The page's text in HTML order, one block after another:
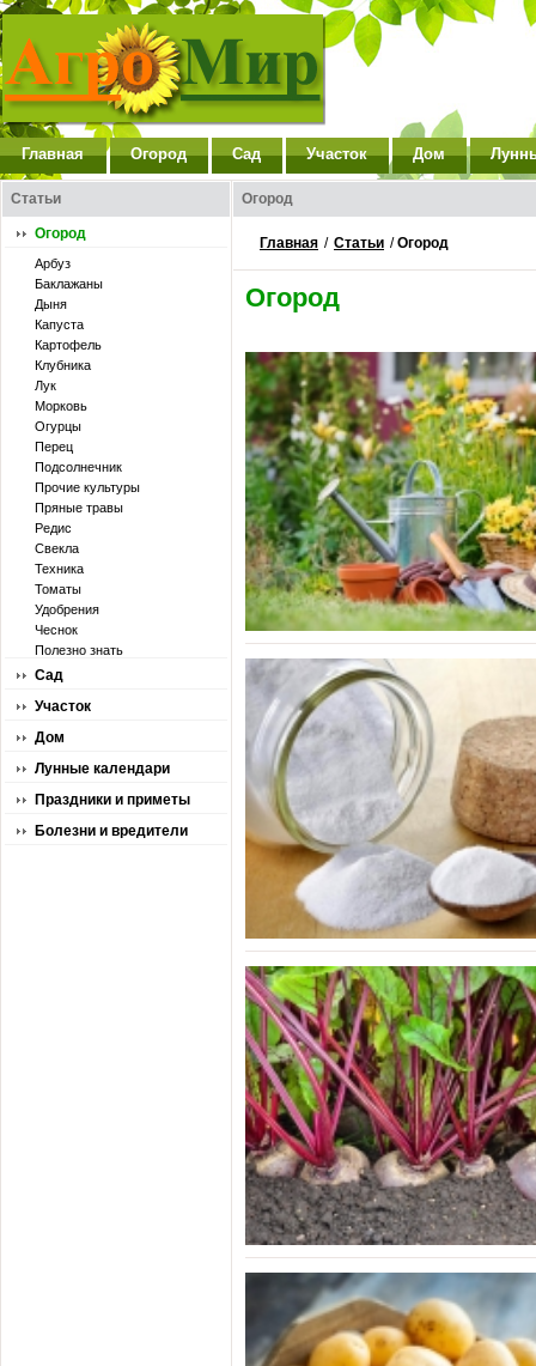
Главная Огород Сад Участок Дом
Статьи
Огород
Арбуз
Баклажаны
Дыня
Капуста
Картофель
Клубника
Лук
Морковь
Огурцы
Перец
Подсолнечник
Прочие культуры
Пряные травы
Редис
Свекла
Техника
Томаты
Удобрения
Чеснок
Полезно знать
Сад
Участок
Дом
Лунные календари
Праздники и приметы
Болезни и вредители
Огород
Главная / Статьи /Огород
Огород